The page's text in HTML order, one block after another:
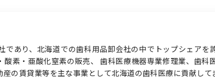
であり、北海道での歯科用品卸会社の中でトップシェアを
酸素・亜酸化窒素の販売、 歯科医療機器専業修理業、歯科
の賃貸業等を主な事業として北海道の歯科医療に貢献して